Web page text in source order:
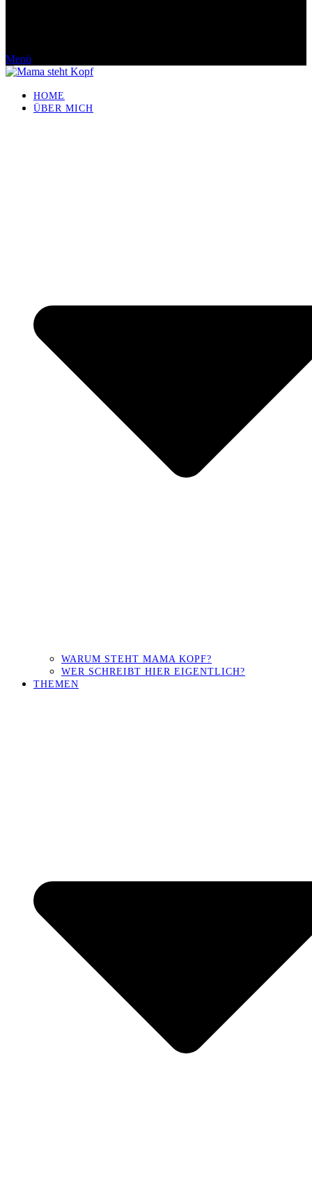
Menü
HOME
ÜBER MICH
WARUM STEHT MAMA KOPF?
WER SCHREIBT HIER EIGENTLICH?
THEMEN